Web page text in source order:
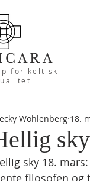
for keltisk
Wohlenberg 18.
sky 18.
filosofen og